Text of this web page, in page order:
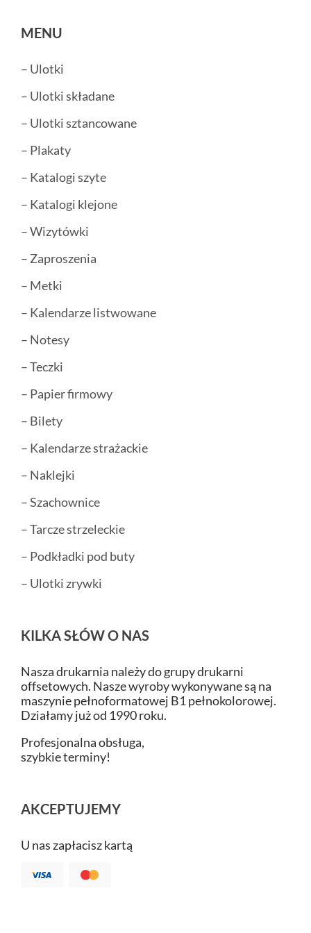
MENU
– Ulotki
– Ulotki składane
– Ulotki sztancowane
– Plakaty
– Katalogi szyte
– Katalogi klejone
– Wizytówki
– Zaproszenia
– Metki
– Kalendarze listwowane
– Notesy
– Teczki
– Papier firmowy
– Bilety
– Kalendarze strażackie
– Naklejki
– Szachownice
– Tarcze strzeleckie
– Podkładki pod buty
– Ulotki zrywki
KILKA SŁÓW O NAS
Nasza drukarnia należy do grupy drukarni
offsetowych. Nasze wyroby wykonywane są na
maszynie pełnoformatowej B1 pełnokolorowej.
Działamy już od 1990 roku.
Profesjonalna obsługa,
szybkie terminy!
AKCEPTUJEMY
U nas zapłacisz kartą